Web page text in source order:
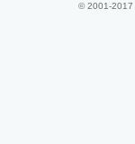
© 2001-2017